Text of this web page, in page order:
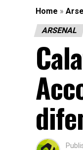
Home »
ARSENAL